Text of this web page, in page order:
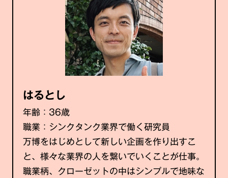
はるとし
年齢：36歳
職業：シンクタンク業界で働く研究員
万博をはじめとして新しい企画を作り出すこ
と、様々な業界の人を繋いでいくことが仕事。
職業柄、クローゼットの中はシンプルで地味な